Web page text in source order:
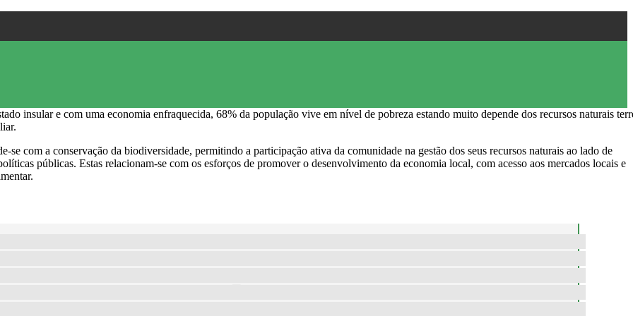
insular e com uma economia enfraquecida, 68% da população vive em nível de pobreza estando muito depende dos recursos naturais
com a conservação da biodiversidade, permitindo a participação ativa da comunidade na gestão dos seus recursos naturais ao lado de
públicas. Estas relacionam-se com os esforços de promover o desenvolvimento da economia local, com acesso aos mercados locais e